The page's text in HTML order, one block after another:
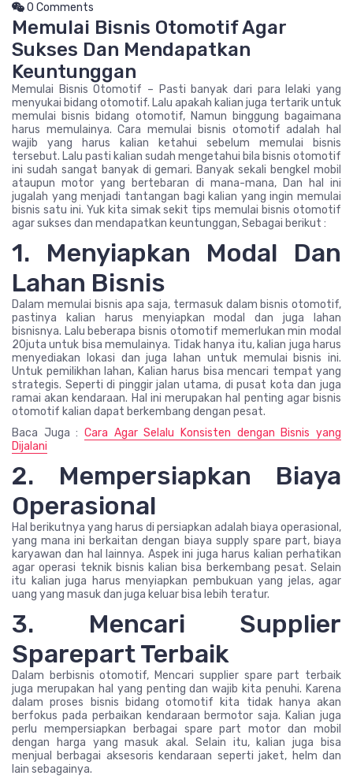
0 Comments
Memulai Bisnis Otomotif Agar
Sukses Dan Mendapatkan
Keuntunggan
Memulai Bisnis Otomotif – Pasti banyak dari para lelaki yang
menyukai bidang otomotif. Lalu apakah kalian juga tertarik untuk
memulai bisnis bidang otomotif, Namun binggung bagaimana
harus memulainya. Cara memulai bisnis otomotif adalah hal
wajib yang harus kalian ketahui sebelum memulai bisnis
tersebut. Lalu pasti kalian sudah mengetahui bila bisnis otomotif
ini sudah sangat banyak di gemari. Banyak sekali bengkel mobil
ataupun motor yang bertebaran di mana-mana, Dan hal ini
jugalah yang menjadi tantangan bagi kalian yang ingin memulai
bisnis satu ini. Yuk kita simak sekit tips memulai bisnis otomotif
agar sukses dan mendapatkan keuntunggan, Sebagai berikut :
1. Menyiapkan Modal Dan
Lahan Bisnis
Dalam memulai bisnis apa saja, termasuk dalam bisnis otomotif,
pastinya kalian harus menyiapkan modal dan juga lahan
bisnisnya. Lalu beberapa bisnis otomotif memerlukan min modal
20juta untuk bisa memulainya. Tidak hanya itu, kalian juga harus
menyediakan lokasi dan juga lahan untuk memulai bisnis ini.
Untuk pemilikhan lahan, Kalian harus bisa mencari tempat yang
strategis. Seperti di pinggir jalan utama, di pusat kota dan juga
ramai akan kendaraan. Hal ini merupakan hal penting agar bisnis
otomotif kalian dapat berkembang dengan pesat.
Baca Juga : Cara Agar Selalu Konsisten dengan Bisnis yang
Dijalani
2. Mempersiapkan Biaya
Operasional
Hal berikutnya yang harus di persiapkan adalah biaya operasional,
yang mana ini berkaitan dengan biaya supply spare part, biaya
karyawan dan hal lainnya. Aspek ini juga harus kalian perhatikan
agar operasi teknik bisnis kalian bisa berkembang pesat. Selain
itu kalian juga harus menyiapkan pembukuan yang jelas, agar
uang yang masuk dan juga keluar bisa lebih teratur.
3. Mencari Supplier
Sparepart Terbaik
Dalam berbisnis otomotif, Mencari supplier spare part terbaik
juga merupakan hal yang penting dan wajib kita penuhi. Karena
dalam proses bisnis bidang otomotif kita tidak hanya akan
berfokus pada perbaikan kendaraan bermotor saja. Kalian juga
perlu mempersiapkan berbagai spare part motor dan mobil
dengan harga yang masuk akal. Selain itu, kalian juga bisa
menjual berbagai aksesoris kendaraan seperti jaket, helm dan
lain sebagainya.